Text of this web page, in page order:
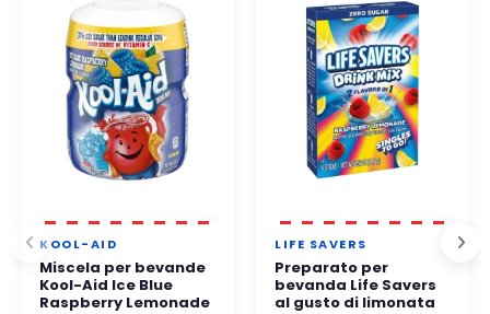
Potete ordinare in tutta tranquillità.
KOOL-AID
Miscela per bevande
Kool-Aid Ice Blue
Raspberry Lemonade
LIFE SAVERS
Preparato per
bevanda Life Savers
al gusto di limonata